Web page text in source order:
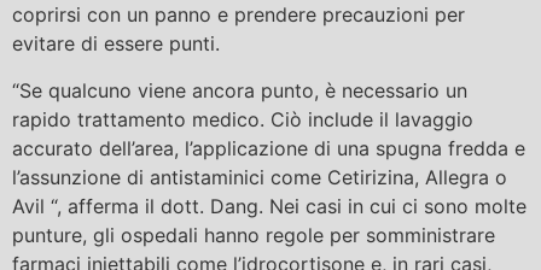
coprirsi con un panno e prendere precauzioni per
evitare di essere punti.
“Se qualcuno viene ancora punto, è necessario un
rapido trattamento medico. Ciò include il lavaggio
accurato dell’area, l’applicazione di una spugna fredda e
l’assunzione di antistaminici come Cetirizina, Allegra o
Avil “, afferma il dott. Dang. Nei casi in cui ci sono molte
punture, gli ospedali hanno regole per somministrare
farmaci iniettabili come l’idrocortisone e, in rari casi,